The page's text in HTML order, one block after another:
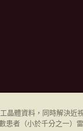
晶體資料，同時解決近
患者（小於千分之一）